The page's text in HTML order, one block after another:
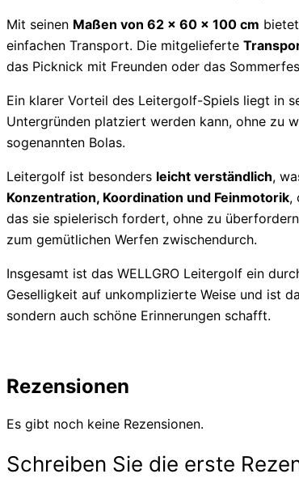
Mit seinen Maßen von 62 x 60 x 100 cm
einfachen Transport. Die mitgelieferte
das Picknick mit Freunden oder das
Ein klarer Vorteil des Leitergolf-Spiels liegt in
Untergründen platziert werden kann, ohne zu
sogenannten Bolas.
Leitergolf ist besonders leicht verständlich,
Konzentration, Koordination und Feinmotorik,
das sie spielerisch fordert, ohne zu
zum gemütlichen Werfen zwischendurch.
Insgesamt ist das WELLGRO Leitergolf ein
Geselligkeit auf unkomplizierte Weise und ist
sondern auch schöne Erinnerungen schafft.
Rezensionen
Es gibt noch keine Rezensionen.
Schreiben Sie die erste